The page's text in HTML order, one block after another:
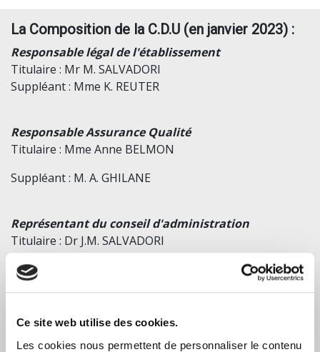
Ce site web utilise des cookies.
Les cookies nous permettent de personnaliser le contenu
La Composition de la C.D.U (en janvier 2023) :
Responsable légal de l'établissement
Titulaire : Mr M. SALVADORI
Suppléant : Mme K. REUTER
Responsable Assurance Qualité
Titulaire : Mme Anne BELMON
Suppléant : M. A. GHILANE
Représentant du conseil d'administration
Titulaire : Dr J.M. SALVADORI
Suppléant : Mr G.ANASTILE
Titulaire : Dr S. NOVELLAS
Suppléant : Dr P. CAMARASA